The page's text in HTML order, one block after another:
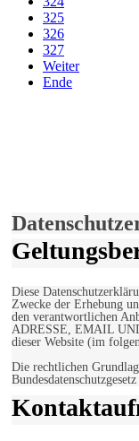
325
326
327
Weiter
Ende
Diese
Zwecke der Erhebung
den verantwortlichen
ADRESSE, EMAIL
dieser Website (im
Die rechtlichen